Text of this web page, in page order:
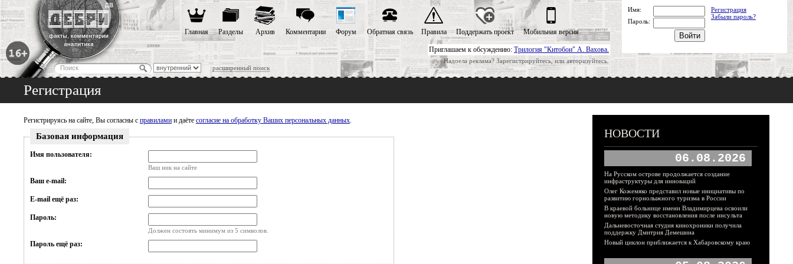
Приглашаем к обсуждению: Трилогия "Китобои" А. Вахова.
Надоела реклама? Зарегистрируйтесь, или авторизуйтесь.
расширенный поиск
Главная Разделы Архив Комментарии Форум Обратная связь Правила Поддержать проект Мобильная версия
Имя:
Регистрация
Забыли пароль?
Пароль:
Регистрация
Регистрируясь на сайте, Вы согласны с правилами и даёте согласие на обработку Ваших персональных данных.
Базовая информация
Имя пользователя:
Ваш ник на сайте
Ваш e-mail:
E-mail ещё раз:
Пароль:
Должен состоять минимум из 5 символов.
Пароль ещё раз:
НОВОСТИ
06.08.2026
На Русском острове продолжается создание
инфраструктуры для инноваций
Олег Кожемяко представил новые инициативы по
развитию горнолыжного туризма в России
В краевой больнице имени Владимирцева освоили
новую методику восстановления после инсульта
Дальневосточная студия кинохроники получила
поддержку Дмитрия Демешина
Новый циклон приближается к Хабаровскому краю